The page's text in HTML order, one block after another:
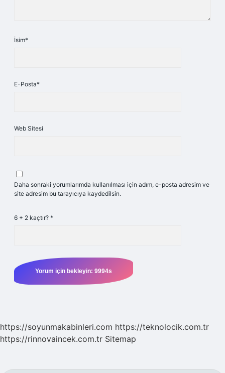
İsim*
E-Posta*
Web Sitesi
Daha sonraki yorumlarımda kullanılması için adım, e-posta adresim ve
site adresim bu tarayıcıya kaydedilsin.
6 + 2 kaçtır? *
https://soyunmakabinleri.com https://teknolocik.com.tr
https://rinnovaincek.com.tr Sitemap